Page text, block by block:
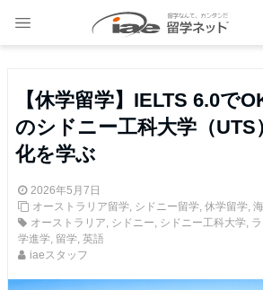
【休学留学】IELTS 6.0で
のシドニー工科大学（UTS
化を学ぶ
2026年5月7日
オーストラリア留学, シドニー留学, 休学留学,
オーストラリア, シドニー, シドニー工科大学,
学進学, 留学, 英語
iaeスタッフ